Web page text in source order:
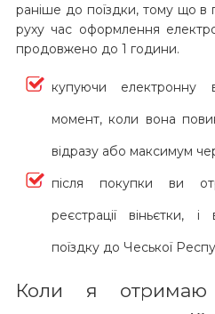
раніше до поїздки, тому що в
руху час оформлення
продовжено до 1 години.
купуючи електронну
момент, коли вона
відразу або максимум
після покупки ви
реєстрації віньєтки,
поїздку до Чеської
Коли я отримаю